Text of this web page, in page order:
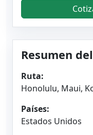
Resumen
Ruta:
Honolulu, Maui,
Países:
Estados Unidos